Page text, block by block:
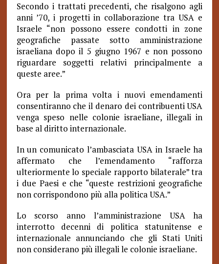
Secondo i trattati precedenti, che risalgono agli
anni ’70, i progetti in collaborazione tra USA e
Israele “non possono essere condotti in zone
geografiche passate sotto amministrazione
israeliana dopo il 5 giugno 1967 e non possono
riguardare soggetti relativi principalmente a
queste aree.”
Ora per la prima volta i nuovi emendamenti
consentiranno che il denaro dei contribuenti USA
venga speso nelle colonie israeliane, illegali in
base al diritto internazionale.
In un comunicato l’ambasciata USA in Israele ha
affermato che l’emendamento “rafforza
ulteriormente lo speciale rapporto bilaterale” tra
i due Paesi e che “queste restrizioni geografiche
non corrispondono più alla politica USA.”
Lo scorso anno l’amministrazione USA ha
interrotto decenni di politica statunitense e
internazionale annunciando che gli Stati Uniti
non considerano più illegali le colonie israeliane.